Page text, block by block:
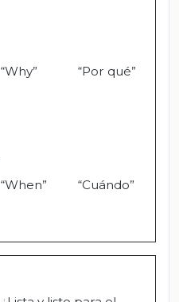
“Why” “Por qué”
“When” “Cuándo”